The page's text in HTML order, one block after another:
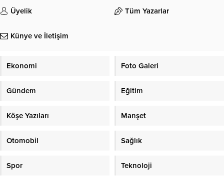
Üyelik Tüm Yazarlar
Künye ve İletişim
Ekonomi Foto Galeri
Gündem Eğitim
Köşe Yazıları Manşet
Otomobil Sağlık
Spor Teknoloji